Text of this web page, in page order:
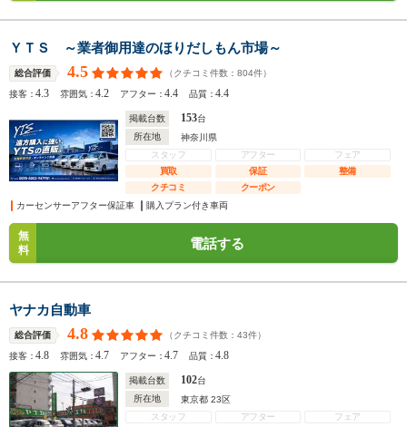
ＹＴＳ ～業者御用達のほりだしもん市場～
総合評価 4.5 （クチコミ件数： 804件）
接客：4.3 雰囲気：4.2 アフター：4.4 品質：4.4
掲載台数 153台
所在地
神奈川県
スタッフ
アフター
フェア
買取
保証
整備
クチコミ
クーポン
カーセンサーアフター保証車
購入プラン付き車両
無
料
電話する
ヤナカ自動車
総合評価 4.8 （クチコミ件数： 43件）
接客：4.8 雰囲気：4.7 アフター：4.7 品質：4.8
掲載台数 102台
所在地
東京都 23区
スタッフ
アフター
フェア